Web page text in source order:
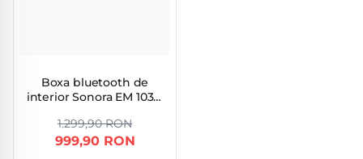
Boxa bluetooth de
interior Sonora EM 1030,
1.299,90 RON
999,90 RON